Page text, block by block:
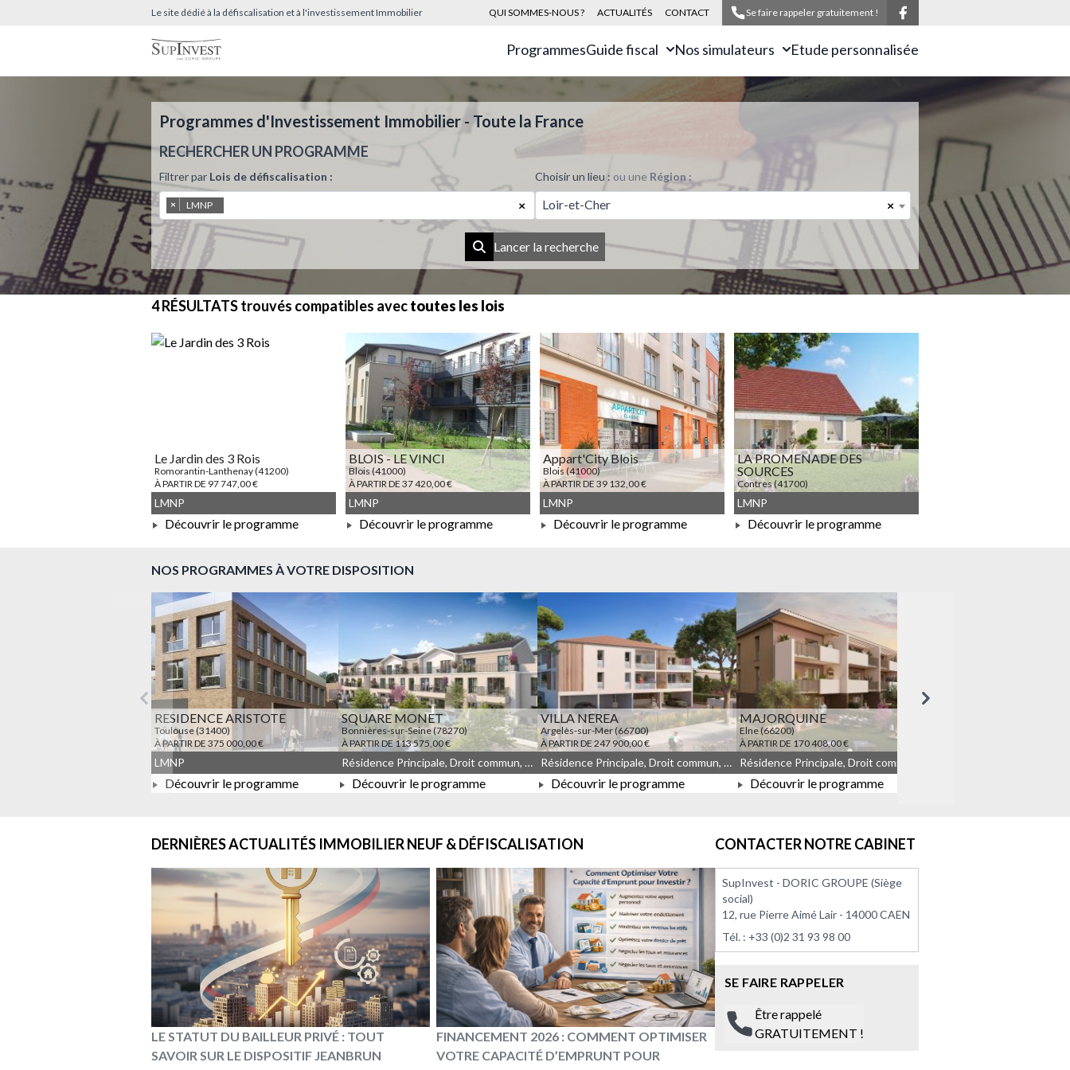
Le site dédié à la défiscalisation et à l'investissement Immobilier QUI SOMMES-NOUS ? ACTUALITÉS CONTACT Se faire rappeler gratuitement !
ProgrammesGuide fiscal Nos simulateurs Etude personnalisée
Programmes d'Investissement Immobilier - Toute la France
RECHERCHER UN PROGRAMME
Filtrer par Lois de défiscalisation :
×
× LMNP
Choisir un lieu : ou une Région :
×
Loir-et-Cher
Lancer la recherche
4 RÉSULTATStrouvés compatibles avectoutes les lois
Le Jardin des 3 Rois
Romorantin-Lanthenay (41200)
À PARTIR DE 97 747,00 €
À PARTIR DE 97 747,00 €
LMNP
Découvrir le programme
BLOIS - LE VINCI
Blois (41000)
À PARTIR DE 37 420,00 €
À PARTIR DE 37 420,00 €
LMNP
Découvrir le programme
Appart'City Blois
Blois (41000)
À PARTIR DE 39 132,00 €
LMNP
Découvrir le programme
LA PROMENADE DES
SOURCES
Contres (41700)
À PARTIR DE 199 000,00 €
LMNP
Découvrir le programme
NOS PROGRAMMES À VOTRE DISPOSITION
Précédent Suivant
RESIDENCE ARISTOTE
Toulouse (31400)
À PARTIR DE 375 000,00 €
À PARTIR DE 375 000,00 €
LMNP
Découvrir le programme
SQUARE MONET
Bonnières-sur-Seine (78270)
À PARTIR DE 113 575,00 €
À PARTIR DE 113 575,00 €
Résidence Principale, Droit commun, Meublé non géré, JEANBRUN, LLI, LLI_JEANBRUN
Découvrir le programme
VILLA NEREA
Argelès-sur-Mer (66700)
À PARTIR DE 247 900,00 €
À PARTIR DE 247 900,00 €
Résidence Principale, Droit commun, Meublé non géré, JEANBRUN
Découvrir le programme
MAJORQUINE
Elne (66200)
À PARTIR DE 170 408,00 €
À PARTIR DE 170 408,00 €
Découvrir le programme
DERNIÈRES ACTUALITÉS IMMOBILIER NEUF & DÉFISCALISATION
LE STATUT DU BAILLEUR PRIVÉ : TOUT
SAVOIR SUR LE DISPOSITIF JEANBRUN
FINANCEMENT 2026 : COMMENT OPTIMISER
VOTRE CAPACITÉ D’EMPRUNT POUR
CONTACTER NOTRE CABINET
SupInvest - DORIC GROUPE (Siège
social)
12, rue Pierre Aimé Lair - 14000 CAEN
Tél. : +33 (0)2 31 93 98 00
SE FAIRE RAPPELER
Être rappelé
GRATUITEMENT !